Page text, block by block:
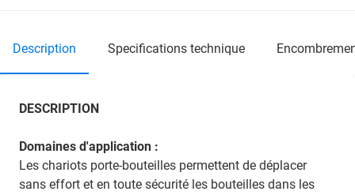
description specifications technique
DESCRIPTION
Domaines d'application :
Les chariots porte-bouteilles permettent de déplacer
sans effort et en toute sécurité les bouteilles dans les